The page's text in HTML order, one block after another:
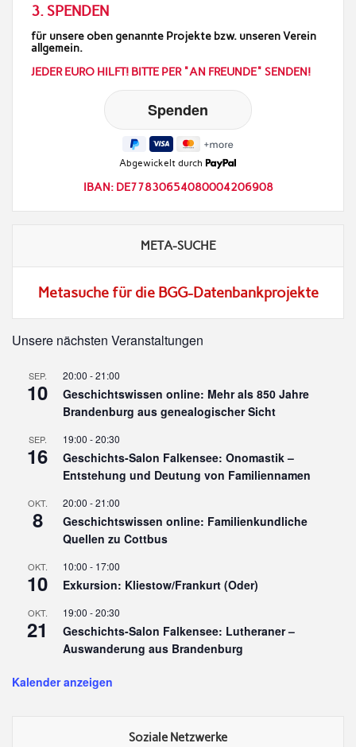
3. SPENDEN
für unsere oben genannte Projekte bzw. unseren Verein
allgemein.
JEDER EURO HILFT! BITTE PER "AN FREUNDE" SENDEN!
Abgewickelt durch
IBAN: DE77830654080004206908
META-SUCHE
Metasuche für die BGG-Datenbankprojekte
Unsere nächsten Veranstaltungen
SEP.
10
20:00 -21:00
Geschichtswissen online: Mehr als 850 Jahre
Brandenburg aus genealogischer Sicht
SEP.
16
19:00 -20:30
Geschichts-Salon Falkensee: Onomastik –
Entstehung und Deutung von Familiennamen
OKT.
8
20:00 -21:00
Geschichtswissen online: Familienkundliche
Quellen zu Cottbus
OKT.
10
10:00 - 17:00
Exkursion: Kliestow/Frankurt (Oder)
OKT.
21
19:00 -20:30
Geschichts-Salon Falkensee: Lutheraner –
Auswanderung aus Brandenburg
Kalender anzeigen
Soziale Netzwerke